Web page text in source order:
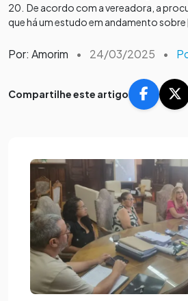
20. De acordo com a vereadora, a
que há um estudo em andamento sobre
Por: Amorim • 24/03/2025 •
Compartilhe este artigo